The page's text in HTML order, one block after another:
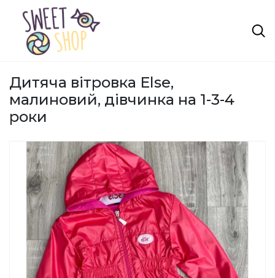
Дитяча вітровка Else,
малиновий, дівчинка на 1-3-4
роки